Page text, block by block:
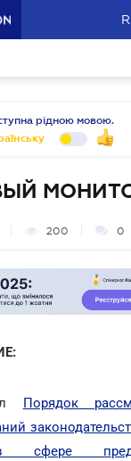
рідною мовою.
200 0
Порядок
в сфере